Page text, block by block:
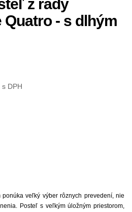
z rady
- s dlhým
s DPH
veľký výber rôznych prevedení, nie
Posteľ s veľkým úložným priestorom,